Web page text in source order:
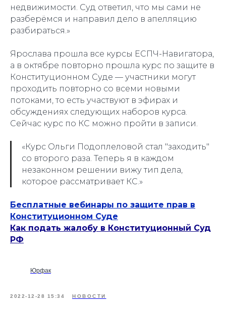
недвижимости. Суд ответил, что мы сами не
разберёмся и направил дело в апелляцию
разбираться.»
Ярослава прошла все курсы ЕСПЧ-Навигатора,
а в октябре повторно прошла курс по защите в
Конституционном Суде — участники могут
проходить повторно со всеми новыми
потоками, то есть участвуют в эфирах и
обсуждениях следующих наборов курса.
Сейчас курс по КС можно пройти в записи.
«Курс Ольги Подоплеловой стал "заходить"
со второго раза. Теперь я в каждом
незаконном решении вижу тип дела,
которое рассматривает КС.»
Бесплатные вебинары по защите прав в
Конституционном Суде
Как подать жалобу в Конституционный Суд
РФ
Юрфак
2022-12-28 15:34 НОВОСТИ